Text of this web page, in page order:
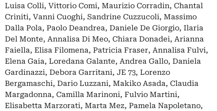
Luisa Colli, Vittorio Comi, Maurizio Corradin, Chantal
Criniti, Vanni Cuoghi, Sandrine Cuzzucoli, Massimo
Dalla Pola, Paolo Deandrea, Daniele De Giorgio, Ilaria
Del Monte, Annalisa Di Meo, Chiara Donadei, Arianna
Faiella, Elisa Filomena, Patricia Fraser, Annalisa Fulvi,
Elena Gaia, Loredana Galante, Andrea Gallo, Daniela
Gardinazzi, Debora Garritani, JE 73, Lorenzo
Bergamaschi, Dario Luzzani, Makiko Asada, Claudia
Margadonna, Camilla Marinoni, Fulvio Martini,
Elisabetta Marzorati, Marta Mez, Pamela Napoletano,